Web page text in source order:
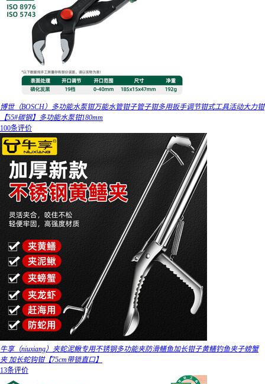
博世（BOSCH）多功能水泵钳万能水管钳子管子钳多用扳手调节钳式工具活动大力钳
【55#碳钢】多功能水泵钳180mm
100条评价
牛享（niuxiang）夹蛇泥鳅专用不锈钢多功能夹防滑鳝鱼加长钳子黄鳝钓鱼夹子螃蟹
夹 加长蛇钩钳【75cm带锁直口】
13条评价